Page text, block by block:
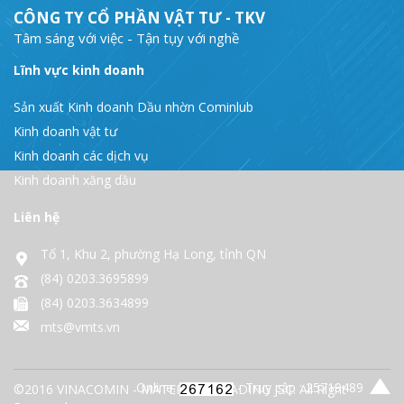
CÔNG TY CỔ PHẦN VẬT TƯ - TKV
Tâm sáng với việc - Tận tụy với nghề
Lĩnh vực kinh doanh
Sản xuất Kinh doanh Dầu nhờn Cominlub
Kinh doanh vật tư
Kinh doanh các dịch vụ
Kinh doanh xăng dầu
Liên hệ
Tổ 1, Khu 2, phường Hạ Long, tỉnh QN
(84) 0203.3695899
(84) 0203.3634899
mts@vmts.vn
©2016 VINACOMIN - MATERIALS TRADING JSC. All Right
Online: - Truy cập : 25719489